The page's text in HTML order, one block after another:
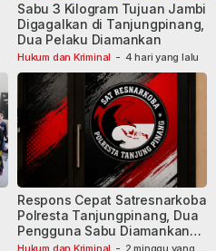
Hukum dan Kriminal - 4 hari yang lalu
Sabu 3 Kilogram Tujuan Jambi
Digagalkan di Tanjungpinang,
Dua Pelaku Diamankan
Hukum dan Kriminal - 2 minggu yang
Respons Cepat Satresnarkoba
Polresta Tanjungpinang, Dua
Pengguna Sabu Diamankan
Usai Dilaporkan ke Call Center